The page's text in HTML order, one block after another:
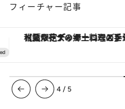
フィーチャー記事
【夏限定ディナーコース】旬を迎える稚鮎や花ズッキーニなどをイタリア・トス
4 / 5